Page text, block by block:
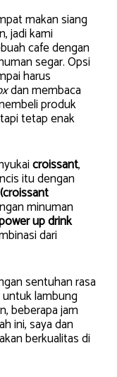
makan siang
jadi kami
cafe dengan
segar. Opsi
harus
dan membaca
produk
tetap enak
croissant,
itu dengan
(croissant
minuman
up drink
dari
sentuhan rasa
lambung
beberapa jam
ini, saya dan
berkualitas di